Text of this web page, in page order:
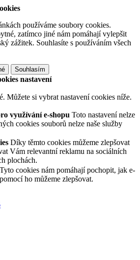
používáme soubory cookies.
zatímco jiné nám pomáhají vylepšit
zážitek. Souhlasíte s používáním všech
Souhlasím
nastavení
Můžete si vybrat nastavení cookies níže.
využívání e-shopu Toto nastavení nelze
cookies souborů nelze naše služby
Díky těmto cookies můžeme zlepšovat
Vám relevantní reklamu na sociálních
plochách.
Tyto cookies nám pomáhají pochopit, jak e-
ho můžeme zlepšovat.